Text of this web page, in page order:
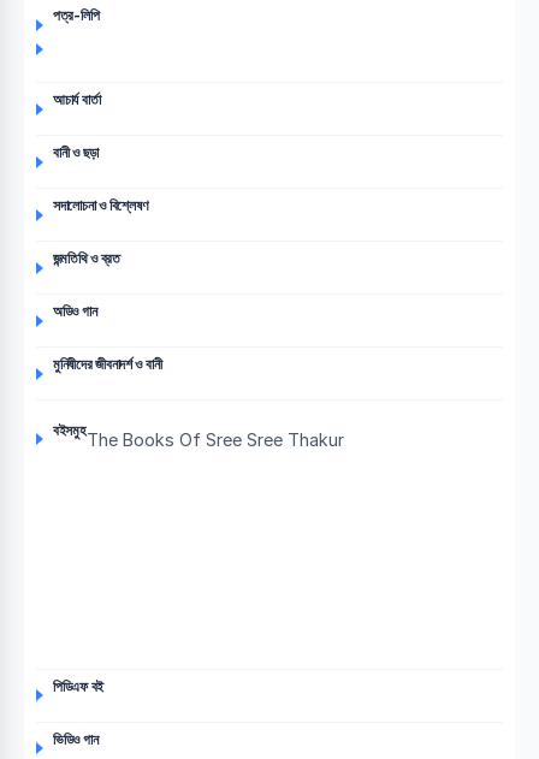
পত্র-লিপি
আচার্য বার্তা
বানী ও ছড়া
সদালোচনা ও বিশ্লেষণ
জন্মতিথি ও ব্রত
অডিও গান
মুনিষীদের জীবনাদর্শ ও বানী
বইসমুহThe Books Of Sree Sree Thakur
পিডিএফ বই
ভিডিও গান